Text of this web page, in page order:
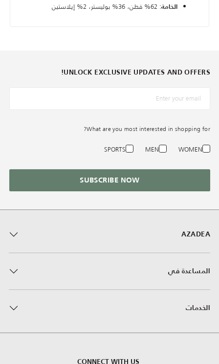
الخامة: 62% قطن، 36% بوليستر، 2% إيلاستين
AZADEA
المساعدة في
الخدمات
CONNECT WITH US
UNLOCK EXCLUSIVE UPDATES AND OFFERS!
*البريد الإلكترونيّ
What are you most interested in shopping for?
WOMEN
MEN
SPORTS
SUBSCRIBE NOW